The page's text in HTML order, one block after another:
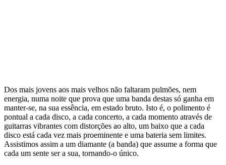
Dos mais jovens aos mais velhos não faltaram pulmões, nem
energia, numa noite que prova que uma banda destas só ganha em
manter-se, na sua essência, em estado bruto. Isto é, o polimento é
pontual a cada disco, a cada concerto, a cada momento através de
guitarras vibrantes com distorções ao alto, um baixo que a cada
disco está cada vez mais proeminente e uma bateria sem limites.
Assistimos assim a um diamante (a banda) que assume a forma que
cada um sente ser a sua, tornando-o único.